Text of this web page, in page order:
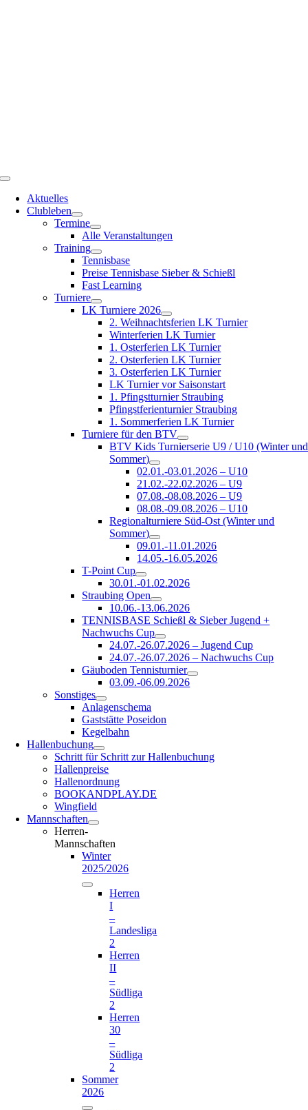
Toggle
NavigationAktuelles
Clubleben
Termine
Alle Veranstaltungen
Training
Tennisbase
Preise Tennisbase Sieber & Schießl
Fast Learning
Turniere
LK Turniere 2026
2. Weihnachtsferien LK Turnier
Winterferien LK Turnier
1. Osterferien LK Turnier
2. Osterferien LK Turnier
3. Osterferien LK Turnier
LK Turnier vor Saisonstart
1. Pfingstturnier Straubing
Pfingstferienturnier Straubing
1. Sommerferien LK Turnier
Turniere für den BTV
BTV Kids Turnierserie U9 / U10 (Winter und
Sommer)
02.01.-03.01.2026 – U10
21.02.-22.02.2026 – U9
07.08.-08.08.2026 – U9
08.08.-09.08.2026 – U10
Regionalturniere Süd-Ost (Winter und
Sommer)
09.01.-11.01.2026
14.05.-16.05.2026
T-Point Cup
30.01.-01.02.2026
Straubing Open
10.06.-13.06.2026
TENNISBASE Schießl & Sieber Jugend +
Nachwuchs Cup
24.07.-26.07.2026 – Jugend Cup
24.07.-26.07.2026 – Nachwuchs Cup
Gäuboden Tennisturnier
03.09.-06.09.2026
Sonstiges
Anlagenschema
Gaststätte Poseidon
Kegelbahn
Hallenbuchung
Schritt für Schritt zur Hallenbuchung
Hallenpreise
Hallenordnung
BOOKANDPLAY.DE
Wingfield
Mannschaften
Herren-
Mannschaften
Winter
2025/2026
Herren
I
–
Landesliga
2
Herren
II
–
Südliga
2
Herren
30
–
Südliga
2
Sommer
2026